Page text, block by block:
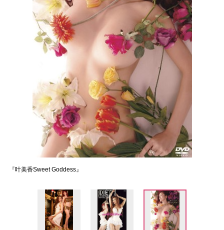
『叶美香Sweet Goddess』